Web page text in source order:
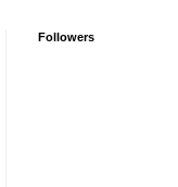
Followers